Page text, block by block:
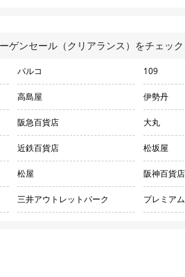
ゲンセール（クリアランス）をチェッ
パルコ 109
高島屋 伊勢丹
阪急百貨店 大丸
近鉄百貨店 松坂屋
松屋 阪神百貨店
三井アウトレットパーク プレミア